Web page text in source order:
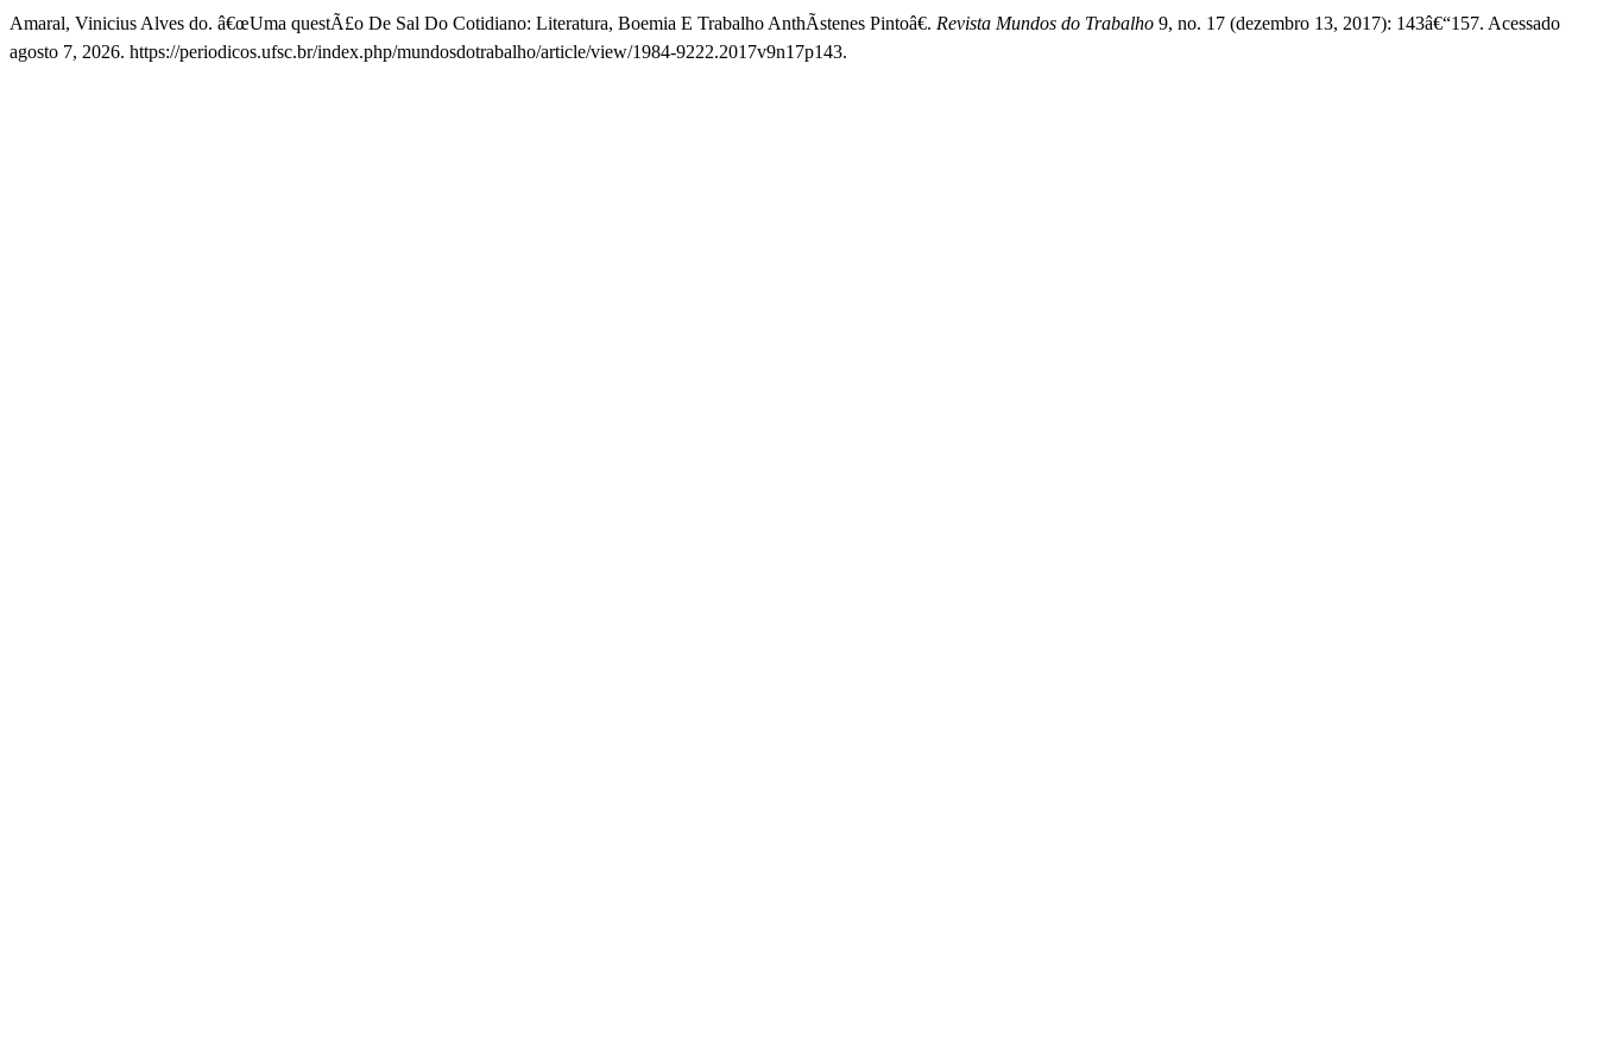
Amaral, Vinicius Alves do. â€œUma questÃ£o De Sal Do Cotidiano: Literatura, Boemia E Trabalho AnthÃ­stenes Pintoâ€. Revista Mundos do Trabalho 9, no. 17 (dezembro 13, 2017): 143â€“157. Acessado
agosto 7, 2026. https://periodicos.ufsc.br/index.php/mundosdotrabalho/article/view/1984-9222.2017v9n17p143.